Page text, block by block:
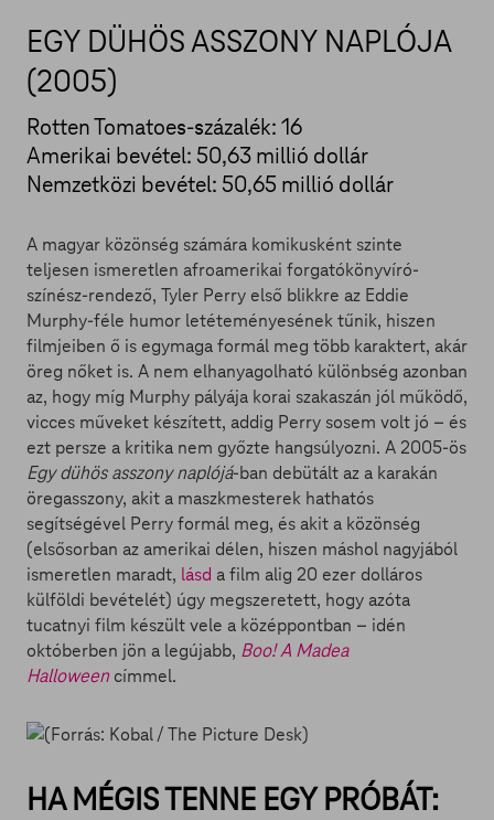
EGY DÜHÖS ASSZONY NAPLÓJA
(2005)
Rotten Tomatoes-százalék: 16
Amerikai bevétel: 50,63 millió dollár
Nemzetközi bevétel: 50,65 millió dollár
A magyar közönség számára komikusként szinte
teljesen ismeretlen afroamerikai forgatókönyvíró-
színész-rendező, Tyler Perry első blikkre az Eddie
Murphy-féle humor letéteményesének tűnik, hiszen
filmjeiben ő is egymaga formál meg több karaktert, akár
öreg nőket is. A nem elhanyagolható különbség azonban
az, hogy míg Murphy pályája korai szakaszán jól működő,
vicces műveket készített, addig Perry sosem volt jó – és
ezt persze a kritika nem győzte hangsúlyozni. A 2005-ös
Egy dühös asszony naplójá-ban debütált az a karakán
öregasszony, akit a maszkmesterek hathatós
segítségével Perry formál meg, és akit a közönség
(elsősorban az amerikai délen, hiszen máshol nagyjából
ismeretlen maradt, lásd a film alig 20 ezer dolláros
külföldi bevételét) úgy megszeretett, hogy azóta
tucatnyi film készült vele a középpontban – idén
októberben jön a legújabb, Boo! A Madea
Halloweencímmel.
HA MÉGIS TENNE EGY PRÓBÁT: